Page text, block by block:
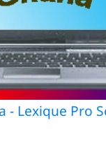
- Lexique Pro